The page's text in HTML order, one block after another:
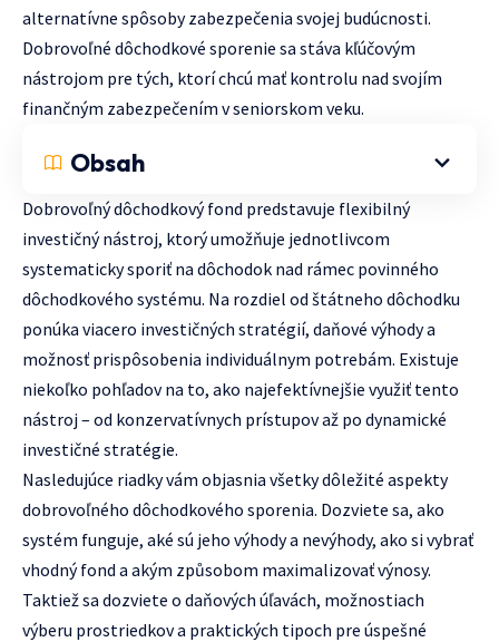
alternatívne spôsoby zabezpečenia svojej budúcnosti.
Dobrovoľné dôchodkové sporenie sa stáva kľúčovým
nástrojom pre tých, ktorí chcú mať kontrolu nad svojím
finančným zabezpečením v seniorskom veku.
Obsah
Dobrovoľný dôchodkový fond predstavuje flexibilný
investičný nástroj, ktorý umožňuje jednotlivcom
systematicky sporiť na dôchodok nad rámec povinného
dôchodkového systému. Na rozdiel od štátneho dôchodku
ponúka viacero investičných stratégií, daňové výhody a
možnosť prispôsobenia individuálnym potrebám. Existuje
niekoľko pohľadov na to, ako najefektívnejšie využiť tento
nástroj – od konzervatívnych prístupov až po dynamické
investičné stratégie.
Nasledujúce riadky vám objasnia všetky dôležité aspekty
dobrovoľného dôchodkového sporenia. Dozviete sa, ako
systém funguje, aké sú jeho výhody a nevýhody, ako si vybrať
vhodný fond a akým způsobom maximalizovať výnosy.
Taktiež sa dozviete o daňových úľavách, možnostiach
výberu prostriedkov a praktických tipoch pre úspešné